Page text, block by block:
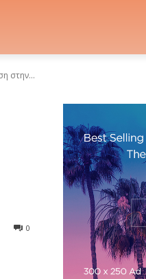
στην...
0